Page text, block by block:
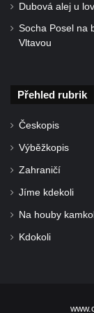
Kostel
Kaple
Kaple
Hrobová
v Krásné u
Krásné u
Dubová alej u
Socha Posel na
Vltavou
Přehled rubrik
Českopis
Výběžkopis
Zahraničí
Jíme kdekoli
Na houby
Kdokoli